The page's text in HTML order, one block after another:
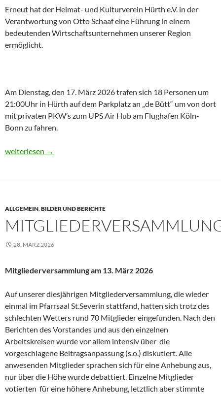
Erneut hat der Heimat- und Kulturverein Hürth e.V. in der
Verantwortung von Otto Schaaf eine Führung in einem
bedeutenden Wirtschaftsunternehmen unserer Region
ermöglicht.
Am Dienstag, den 17. März 2026 trafen sich 18 Personen um
21:00Uhr in Hürth auf dem Parkplatz an „de Bütt“ um von dort
mit privaten PKW’s zum UPS Air Hub am Flughafen Köln-
Bonn zu fahren.
UPS am Flughafen
weiterlesen →
ALLGEMEIN,BILDER UND BERICHTE
28. MÄRZ 2026
Mitgliederversammlung am 13. März 2026
Auf unserer diesjährigen Mitgliederversammlung, die wieder
einmal im Pfarrsaal St.Severin stattfand, hatten sich trotz des
schlechten Wetters rund 70 Mitglieder eingefunden. Nach den
Berichten des Vorstandes und aus den einzelnen
Arbeitskreisen wurde vor allem intensiv über die
vorgeschlagene Beitragsanpassung (s.o.) diskutiert. Alle
anwesenden Mitglieder sprachen sich für eine Anhebung aus,
nur über die Höhe wurde debattiert. Einzelne Mitglieder
votierten für eine höhere Anhebung, letztlich aber stimmte